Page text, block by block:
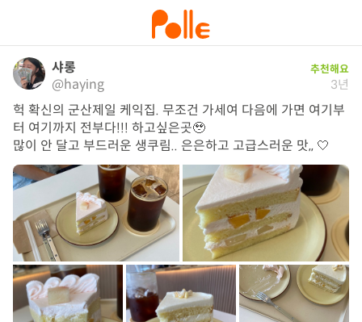
샤롱
@haying
추천해요
3년
헉 확신의 군산제일 케익집. 무조건 가세여 다음에 가면 여기부
터 여기까지 전부다!!! 하고싶은곳🥹
많이 안 달고 부드러운 생쿠림.. 은은하고 고급스러운 맛,, 🤍